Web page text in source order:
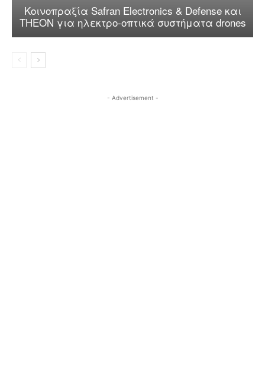
Κοινοπραξία Safran Electronics & Defense και
THEON για ηλεκτρο-οπτικά συστήματα drones
- Advertisement -